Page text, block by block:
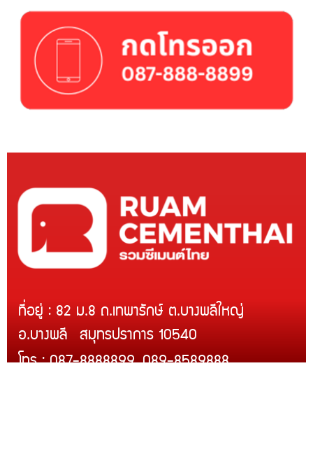
ที่อยู่ : 82 ม.8 ถ.เทพารักษ์ ต.บางพลีใหญ่
อ.บางพลี สมุทรปราการ 10540
โทร : 087-8888899, 089-8589888